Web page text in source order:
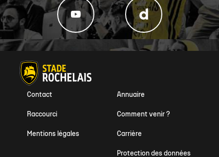
Annuaire
Contact
Comment venir ?
Raccourci
Carrière
Mentions légales
Protection des données